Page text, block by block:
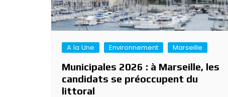
A la Une Environnement Marseille
Municipales 2026 : à Marseille, les
candidats se préoccupent du
littoral